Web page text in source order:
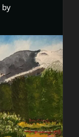
by